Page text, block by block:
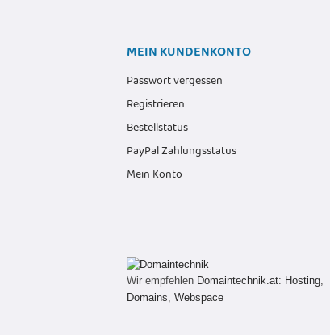
MEIN KUNDENKONTO
Passwort vergessen
Registrieren
Bestellstatus
PayPal Zahlungsstatus
Mein Konto
Wir empfehlen Domaintechnik.at: Hosting
Domains Webspace